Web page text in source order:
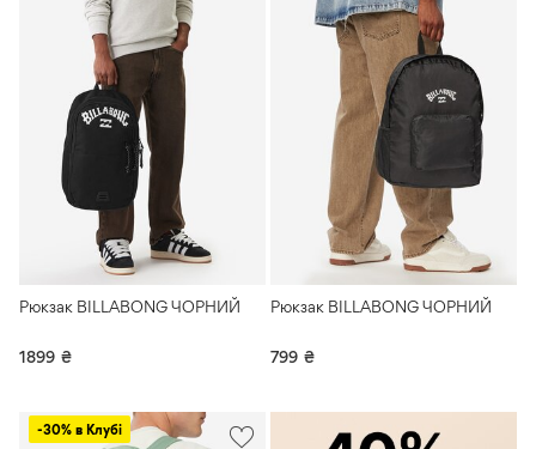
Рюкзак BILLABONG ЧОРНИЙ
1899 ₴
Рюкзак BILLABONG ЧОРНИЙ
799 ₴
-30% в Клубі